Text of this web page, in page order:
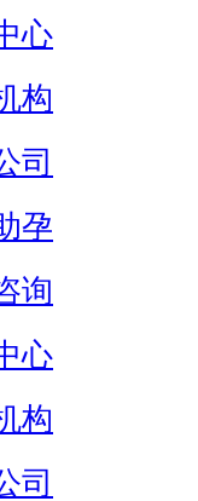
心
构
司
孕
询
心
构
司